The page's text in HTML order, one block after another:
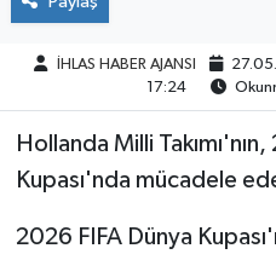
İHLAS HABER AJANSI
17:24
Hollanda Milli
Kupası'nda mücadele
2026 FIFA Dünya